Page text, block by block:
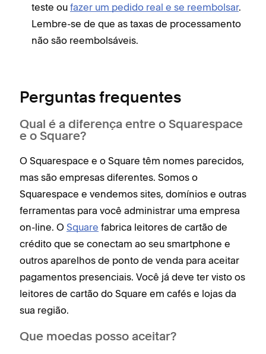
teste ou fazer um pedido real e se reembolsar.
Lembre-se de que as taxas de processamento
não são reembolsáveis.
Perguntas frequentes
Qual é a diferença entre o Squarespace
e o Square?
O Squarespace e o Square têm nomes parecidos,
mas são empresas diferentes. Somos o
Squarespace e vendemos sites, domínios e outras
ferramentas para você administrar uma empresa
on-line. O Square fabrica leitores de cartão de
crédito que se conectam ao seu smartphone e
outros aparelhos de ponto de venda para aceitar
pagamentos presenciais. Você já deve ter visto os
leitores de cartão do Square em cafés e lojas da
sua região.
Que moedas posso aceitar?